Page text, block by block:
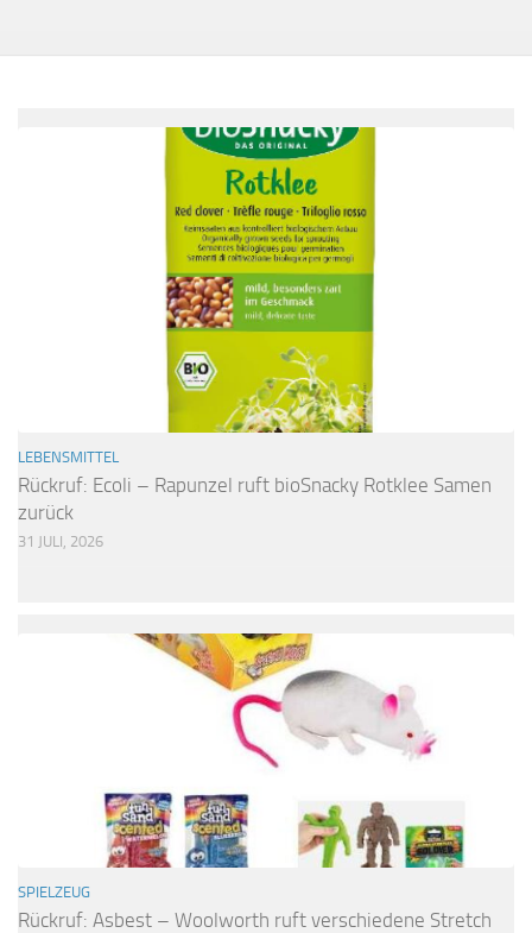
LEBENSMITTEL
Rückruf: Ecoli – Rapunzel ruft bioSnacky Rotklee Samen
zurück
31 JULI, 2026
SPIELZEUG
Rückruf: Asbest – Woolworth ruft verschiedene Stretch